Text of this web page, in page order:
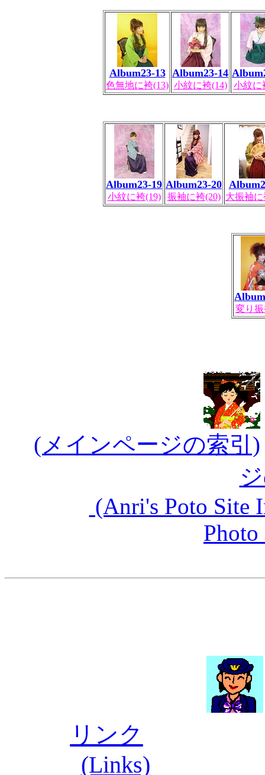
Album23-13
色無地に袴(13)
Album23-14
小紋に袴(14) 小紋に
Album23-19
小紋に袴(19)
Album23-20
振袖に袴(20) 大振袖に
変り
(メインページの索引)
(Anri's Poto Site
Photo
リンク
(Links)